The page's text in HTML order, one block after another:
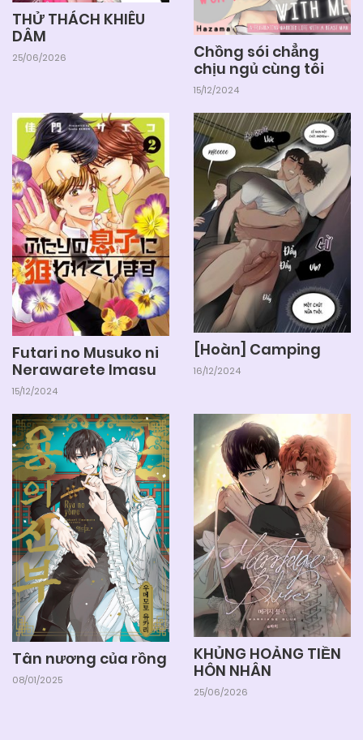
THỬ THÁCH KHIÊU
DÂM
25/06/2026
Chồng sói chẳng
chịu ngủ cùng tôi
15/12/2024
Futari no Musuko ni
Nerawarete Imasu
15/12/2024
[Hoàn] Camping
16/12/2024
Tân nương của rồng
08/01/2025
KHỦNG HOẢNG TIỀN
HÔN NHÂN
25/06/2026